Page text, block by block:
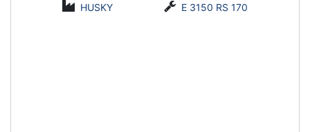
HUSKY E 3150 RS 170